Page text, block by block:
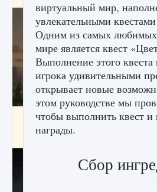
Как заработать медали лиги
9 августа 2024
виртуальный мир,
увлекательными
Одним из самых любимых
мире является квест
Выполнение этого квеста
игрока удивительными
открывает новые
этом руководстве мы
чтобы выполнить квест и
награды.
Сбор